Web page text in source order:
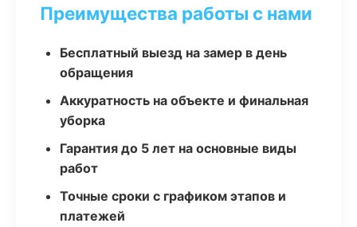
Преимущества работы с нами
Бесплатный выезд на замер в день
обращения
Аккуратность на объекте и финальная
уборка
Гарантия до 5 лет на основные виды
работ
Точные сроки с графиком этапов и
платежей